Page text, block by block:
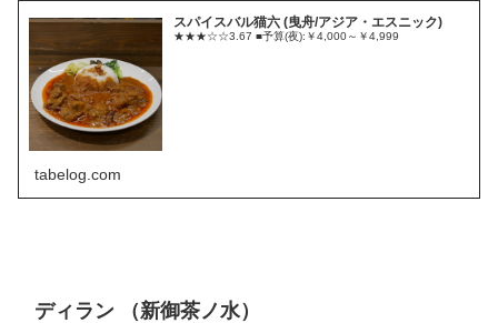
スパイスバル猫六 (曳舟/アジア・エスニック)
★★★☆☆3.67 ■予算(夜):￥4,000～￥4,999
tabelog.com
ディラン （新御茶ノ水）